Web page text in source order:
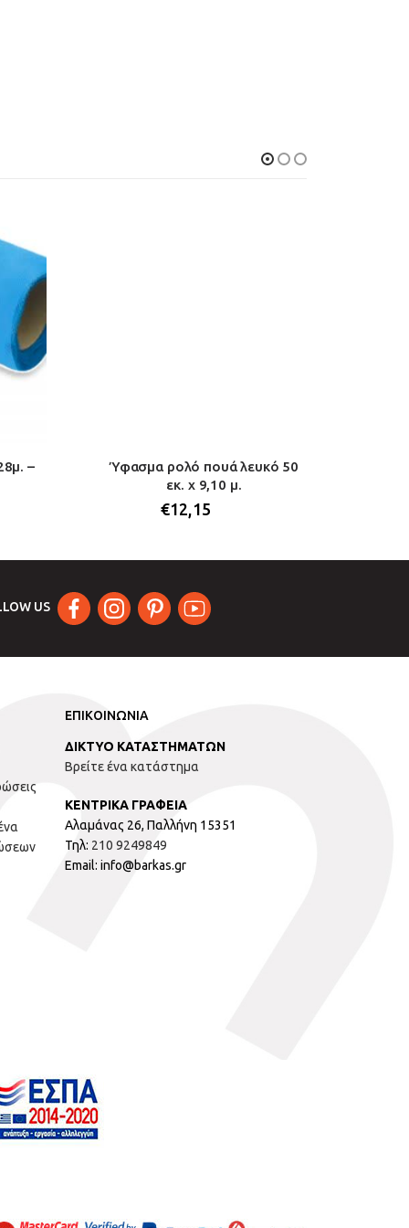
–
Ύφασμα ρολό πουά λευκό 50
εκ. x 9,10 μ.
€12,15
US
ΕΠΙΚΟΙΝΩΝΙΑ
ΔΙΚΤΥΟ ΚΑΤΑΣΤΗΜΑΤΩΝ
Βρείτε ένα κατάστημα
ΚΕΝΤΡΙΚΑ ΓΡΑΦΕΙΑ
Αλαμάνας 26, Παλλήνη 15351
Τηλ: 210 9249849
Email: info@barkas.gr